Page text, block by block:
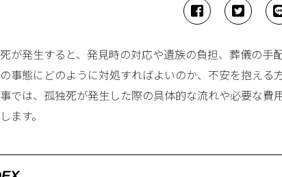
が発生すると、発見時の対応や遺族の負担、葬儀の手
事態にどのように対処すればよいのか、不安を抱える
では、孤独死が発生した際の具体的な流れや必要な費
ます。